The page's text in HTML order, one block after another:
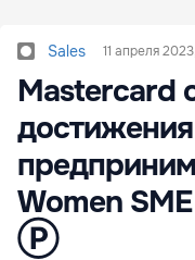
Sales 11 апреля
Mastercard
Women
Ⓟ